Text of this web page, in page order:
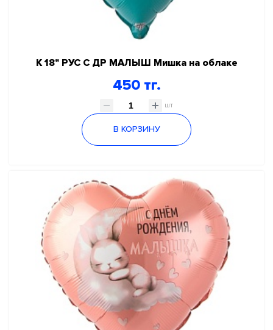
К 18" РУС С ДР МАЛЫШ Мишка на облаке
450 тг.
шт
В КОРЗИНУ